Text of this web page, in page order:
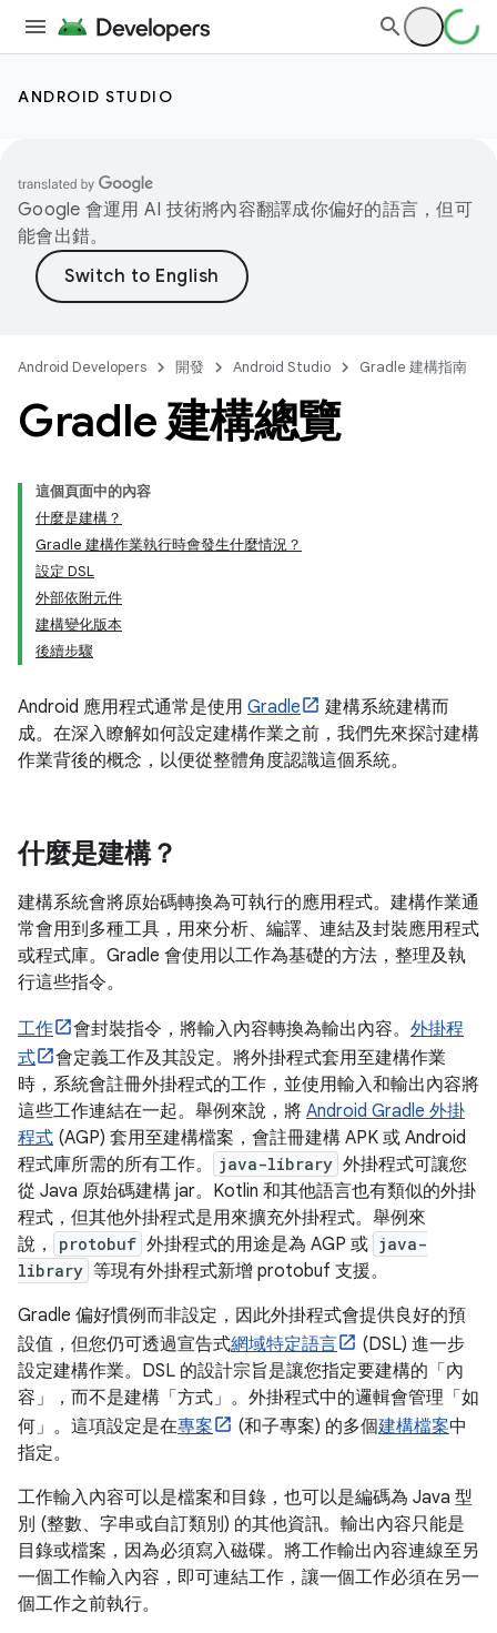
ANDROID STUDIO
Google 會運用 AI 技術將內容翻譯成你偏好的語言，但可
能會出錯。
Android Developers 開發 Android Studio Gradle 建構指南
Gradle 建構總覽
這個頁面中的內容
什麼是建構？
Gradle 建構作業執行時會發生什麼情況？
設定 DSL
外部依附元件
建構變化版本
後續步驟
Android 應用程式通常是使用 Gradle
建構系統建構而
成。在深入瞭解如何設定建構作業之前，我們先來探討建構
作業背後的概念，以便從整體角度認識這個系統。
什麼是建構？
建構系統會將原始碼轉換為可執行的應用程式。建構作業通
常會用到多種工具，用來分析、編譯、連結及封裝應用程式
或程式庫。Gradle 會使用以工作為基礎的方法，整理及執
行這些指令。
工作 會封裝指令，將輸入內容轉換為輸出內容。 外掛程
式
會定義工作及其設定。將外掛程式套用至建構作業
時，系統會註冊外掛程式的工作，並使用輸入和輸出內容將
這些工作連結在一起。舉例來說，將 Android Gradle 外掛
程式 (AGP) 套用至建構檔案，會註冊建構 APK 或 Android
程式庫所需的所有工作。
java-library 外掛程式可讓您
從 Java 原始碼建構 jar。Kotlin 和其他語言也有類似的外掛
程式，但其他外掛程式是用來擴充外掛程式。舉例來
說，
protobuf 外掛程式的用途是為 AGP 或 java-
library 等現有外掛程式新增 protobuf 支援。
Gradle 偏好慣例而非設定，因此外掛程式會提供良好的預
設值，但您仍可透過宣告式網域特定語言
(DSL) 進一步
設定建構作業。DSL 的設計宗旨是讓您指定要建構的「內
容」
，而不是建構「方式」 。外掛程式中的邏輯會管理「如
何」。這項設定是在專案 (和子專案) 的多個建構檔案中
指定。
工作輸入內容可以是檔案和目錄，也可以是編碼為 Java 型
別 (整數、字串或自訂類別) 的其他資訊。輸出內容只能是
目錄或檔案，因為必須寫入磁碟。將工作輸出內容連線至另
一個工作輸入內容，即可連結工作，讓一個工作必須在另一
個工作之前執行。